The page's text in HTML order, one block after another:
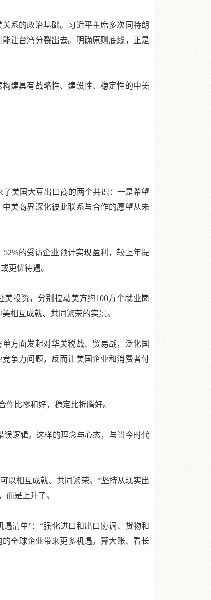
系的政治基础。习近平主席多次同特朗
让台湾分裂出去。明确原则底线，正是
建具有战略性、建设性、稳定性的中美
美国大豆出口商的两个共识：一是希望
美商界深化彼此联系与合作的愿望从未
的受访企业预计实现盈利，较上年提
更优待遇。
投资，分别拉动美方约100万个就业岗
相互成就、共同繁荣的实景。
方面发起对华关税战、贸易战，泛化国
争力问题，反而让美国企业和消费者付
比零和好，稳定比折腾好。
逻辑。这样的理念与心态，与当今时代
以相互成就、共同繁荣。”坚持从现实出
是上升了。
清单”：“强化进口和出口协调、货物和
全球企业带来更多机遇。算大账、看长